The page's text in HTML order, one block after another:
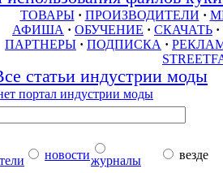
ТОВАРЫ · ПРОИЗВОДИТЕЛИ ·
АФИША · ОБУЧЕНИЕ · СКАЧАТЬ ·
ПАРТНЕРЫ · ПОДПИСКА ·
статьи индустрии моды
новостижурналы
везде